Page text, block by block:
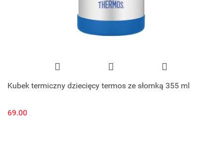
Kubek termiczny dziecięcy termos ze słomką 355 ml
69.00